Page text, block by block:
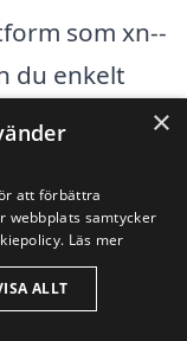
som xn--
du enkelt
hitta det
i
företag
×
att förbättra
webbplats samtycker
Läs mer
ALLT